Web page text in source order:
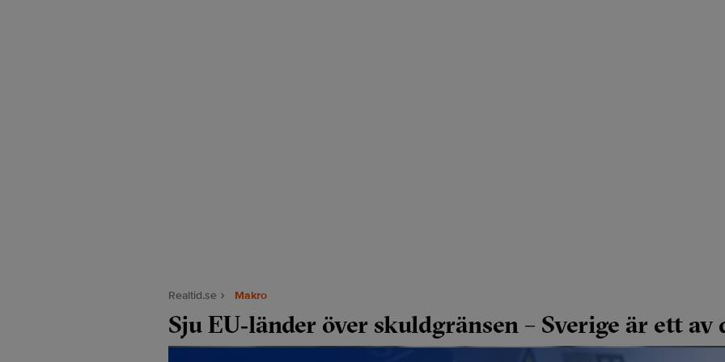
Realtid.se Makro
Sju EU‑länder över skuldgränsen – Sverige är ett av